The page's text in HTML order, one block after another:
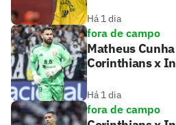
Há 1 dia
fora de campo
Matheus
Corinthians x
Há 1 dia
fora de campo